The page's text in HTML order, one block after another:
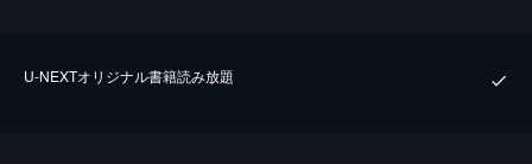
U-NEXTオリジナル書籍読み放題